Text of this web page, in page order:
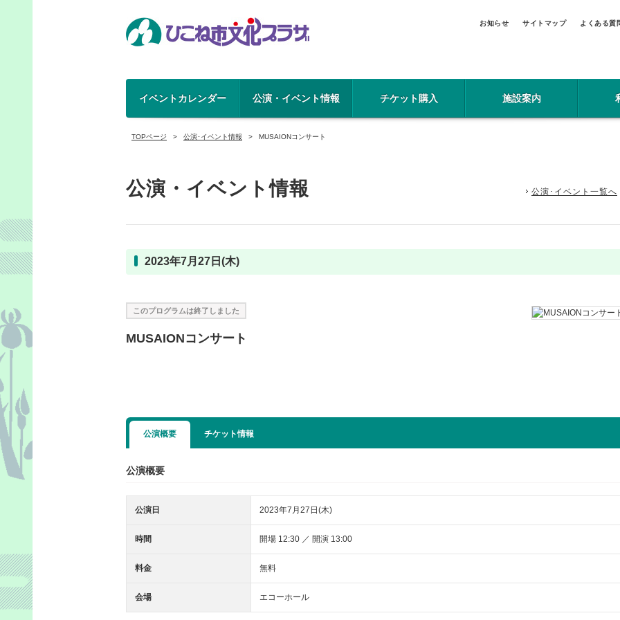
お知らせ サイトマップ よくある質
イベントカレンダー 公演・イベント情報 チケット購入 施設案内
TOPページ 公演･イベント情報 MUSAIONコンサート
公演・イベント情報 公演･イベント一覧へ
2023年7月27日(木)
このプログラムは終了しました
MUSAIONコンサート
公演概要 チケット情報
公演概要
公演日 2023年7月27日(木)
時間 開場 12:30 ／ 開演 13:00
料金 無料
会場 エコーホール